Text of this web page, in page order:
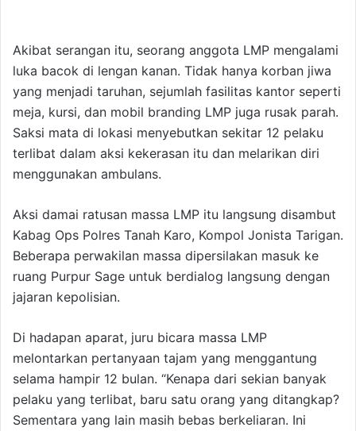
Akibat serangan itu, seorang anggota LMP mengalami
luka bacok di lengan kanan. Tidak hanya korban jiwa
yang menjadi taruhan, sejumlah fasilitas kantor seperti
meja, kursi, dan mobil branding LMP juga rusak parah.
Saksi mata di lokasi menyebutkan sekitar 12 pelaku
terlibat dalam aksi kekerasan itu dan melarikan diri
menggunakan ambulans.
Aksi damai ratusan massa LMP itu langsung disambut
Kabag Ops Polres Tanah Karo, Kompol Jonista Tarigan.
Beberapa perwakilan massa dipersilakan masuk ke
ruang Purpur Sage untuk berdialog langsung dengan
jajaran kepolisian.
Di hadapan aparat, juru bicara massa LMP
melontarkan pertanyaan tajam yang menggantung
selama hampir 12 bulan. “Kenapa dari sekian banyak
pelaku yang terlibat, baru satu orang yang ditangkap?
Sementara yang lain masih bebas berkeliaran. Ini